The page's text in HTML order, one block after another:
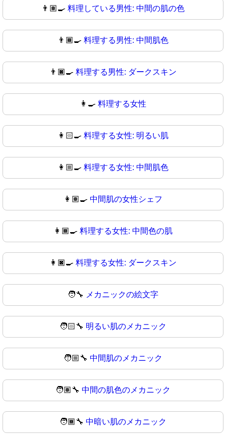
👨🏽‍🍳 料理している男性: 中間の肌の色
👨🏾‍🍳 料理する男性: 中間肌色
👨🏿‍🍳 料理する男性: ダークスキン
👩‍🍳 料理する女性
👩🏻‍🍳 料理する女性: 明るい肌
👩🏼‍🍳 料理する女性: 中間肌色
👩🏽‍🍳 中間肌の女性シェフ
👩🏾‍🍳 料理する女性: 中間色の肌
👩🏿‍🍳 料理する女性: ダークスキン
🧑‍🔧 メカニックの絵文字
🧑🏻‍🔧 明るい肌のメカニック
🧑🏼‍🔧 中間肌のメカニック
🧑🏽‍🔧 中間の肌色のメカニック
🧑🏾‍🔧 中暗い肌のメカニック